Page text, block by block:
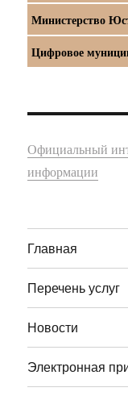
Министерство
Цифровое
Официальный
информации
Главная
Перечень услуг
Новости
Электронная